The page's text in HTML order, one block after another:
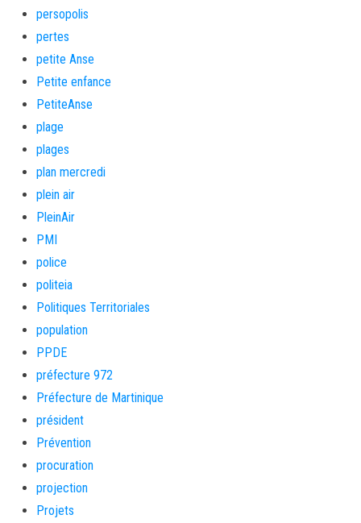
persopolis
pertes
petite Anse
Petite enfance
PetiteAnse
plage
plages
plan mercredi
plein air
PleinAir
PMI
police
politeia
Politiques Territoriales
population
PPDE
préfecture 972
Préfecture de Martinique
président
Prévention
procuration
projection
Projets